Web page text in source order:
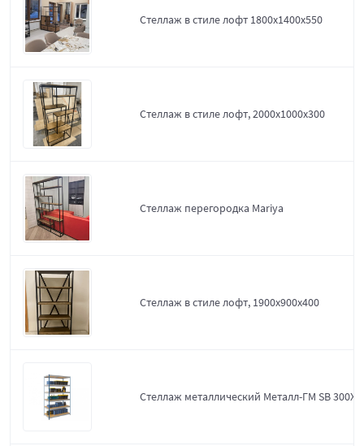
Стеллаж в стиле лофт 1800х1400х550
Стеллаж в стиле лофт, 2000х1000х300
Стеллаж перегородка Mariya
Стеллаж в стиле лофт, 1900х900х400
Стеллаж металлический Металл-ГМ SB